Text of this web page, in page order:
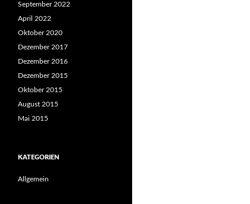
September 2022
April 2022
Oktober 2020
Dezember 2017
Dezember 2016
Dezember 2015
Oktober 2015
August 2015
Mai 2015
KATEGORIEN
Allgemein